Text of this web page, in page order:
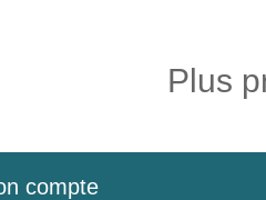
Plus
compte